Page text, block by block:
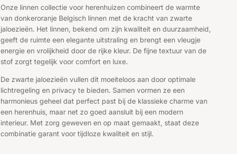
Onze linnen collectie voor herenhuizen combineert de warmte
van donkeroranje Belgisch linnen met de kracht van zwarte
jaloezieën. Het linnen, bekend om zijn kwaliteit en duurzaamheid,
geeft de ruimte een elegante uitstraling en brengt een vleugje
energie en vrolijkheid door de rijke kleur. De fijne textuur van de
stof zorgt tegelijk voor comfort en luxe.
De zwarte jaloezieën vullen dit moeiteloos aan door optimale
lichtregeling en privacy te bieden. Samen vormen ze een
harmonieus geheel dat perfect past bij de klassieke charme van
een herenhuis, maar net zo goed aansluit bij een modern
interieur. Met zorg geweven en op maat gemaakt, staat deze
combinatie garant voor tijdloze kwaliteit en stijl.